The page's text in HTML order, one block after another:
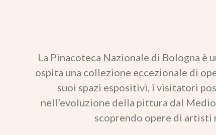
La Pinacoteca Nazionale di Bologna è
ospita una collezione eccezionale di
suoi spazi espositivi, i visitatori
nell’evoluzione della pittura dal
scoprendo opere di artisti